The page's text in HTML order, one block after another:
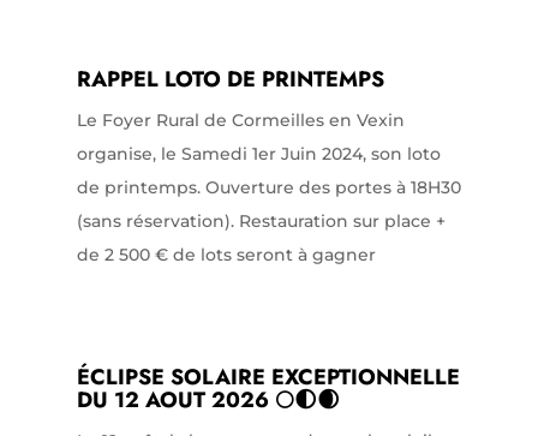
RAPPEL LOTO DE PRINTEMPS
Le Foyer Rural de Cormeilles en Vexin
organise, le Samedi 1er Juin 2024, son loto
de printemps. Ouverture des portes à 18H30
(sans réservation). Restauration sur place +
de 2 500 € de lots seront à gagner
ÉCLIPSE SOLAIRE EXCEPTIONNELLE
DU 12 AOUT 2026 🌕🌓🌒